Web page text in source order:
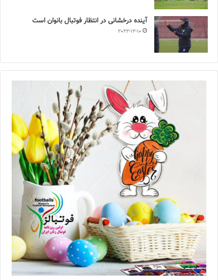
آینده درخشانی در انتظار فوتبال بانوان است
2022-12-10